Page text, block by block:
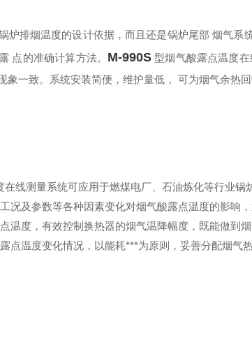
炉排烟温度的设计依据，而且还是锅炉尾部 烟气
点的准确计算方法。 M-990S 型烟气酸露点温度
象一致。系统安装简便，维护量低， 可为烟气余热
在线测量系统可应用于燃煤电厂、石油炼化等行业锅
况及参数等各种因素变化对烟气酸露点温度的影响
温度，有效控制换热器的烟气温降幅度，既能做到
点温度变化情况，以能耗***为原则，妥善分配烟气